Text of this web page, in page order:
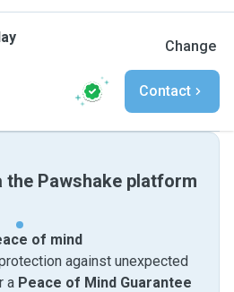
Change
Contact
the Pawshake platform
of mind
against unexpected
a Peace of Mind Guarantee